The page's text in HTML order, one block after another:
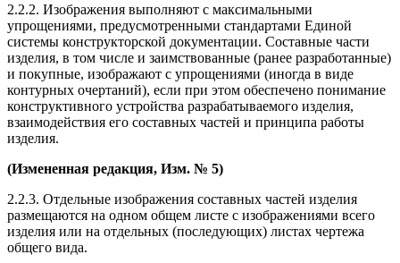
2.2.2. Изображения выполняют с максимальными
упрощениями, предусмотренными стандартами Единой
системы конструкторской документации. Составные части
изделия, в том числе и заимствованные (ранее разработанные)
и покупные, изображают с упрощениями (иногда в виде
контурных очертаний), если при этом обеспечено понимание
конструктивного устройства разрабатываемого изделия,
взаимодействия его составных частей и принципа работы
изделия.
(Измененная редакция, Изм. № 5)
2.2.3. Отдельные изображения составных частей изделия
размещаются на одном общем листе с изображениями всего
изделия или на отдельных (последующих) листах чертежа
общего вида.